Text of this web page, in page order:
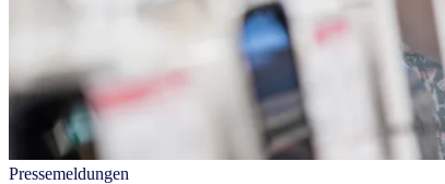
Pressemeldungen